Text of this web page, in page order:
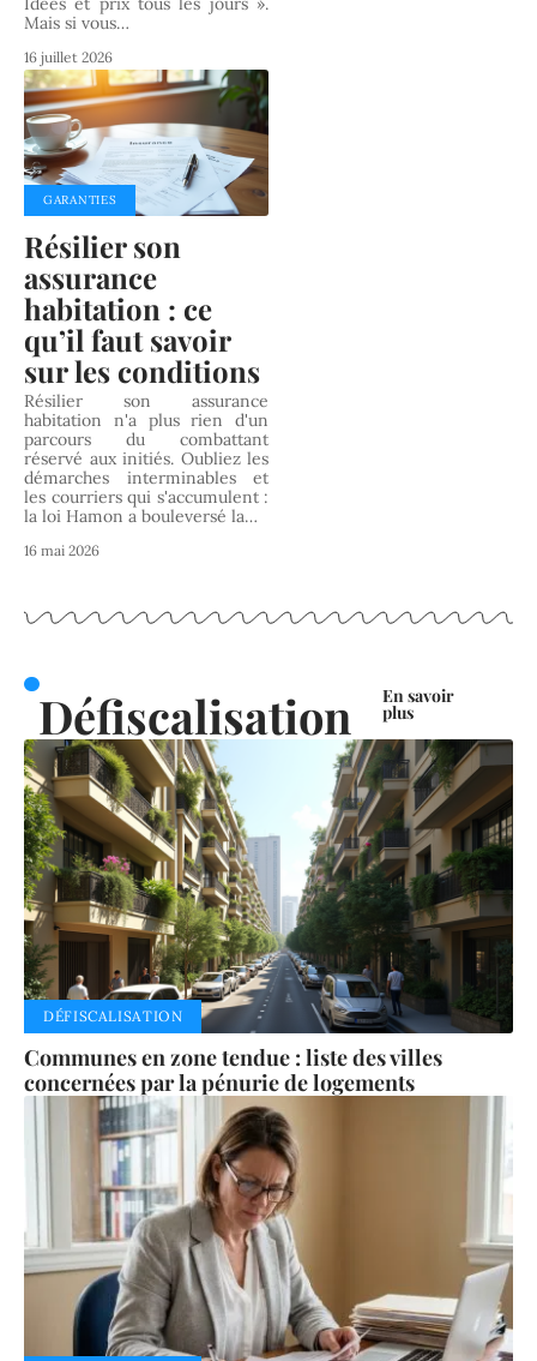
Mais si vous…
16 juillet 2026
GARANTIES
Résilier son
assurance
habitation : ce
qu’il faut savoir
sur les conditions
Résilier son assurance
habitation n'a plus rien d'un
parcours du combattant
réservé aux initiés. Oubliez les
démarches interminables et
les courriers qui s'accumulent :
la loi Hamon a bouleversé la…
16 mai 2026
Défiscalisation En savoir
plus
DÉFISCALISATION
Communes en zone tendue : liste des villes
concernées par la pénurie de logements